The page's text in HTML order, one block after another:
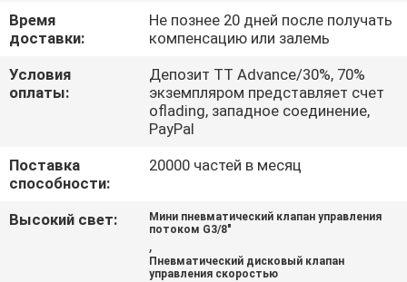
СПРОСИТЕ
ЦИТАТУ
SHOW
КАРТА
Время
доставки:
Не познее 20 дней после получать
компенсацию или залемь
Условия
оплаты:
Депозит TT Advance/30%, 70%
экземпляром представляет счет
oflading, западное соединение,
PayPal
Поставка
способности:
20000 частей в месяц
Высокий свет:
Мини пневматический клапан управления
потоком G3/8"
,
Пневматический дисковый клапан
управления скоростью